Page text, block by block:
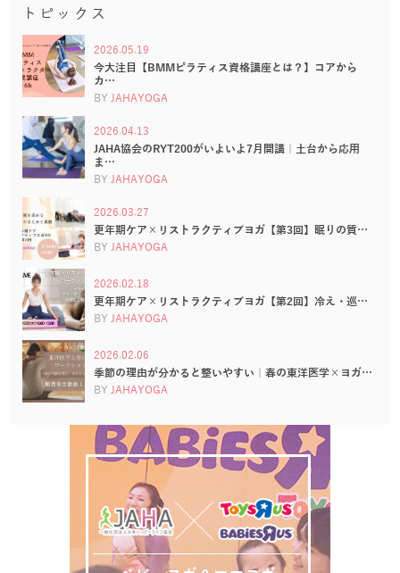
トピックス
2026.05.19
今大注目【BMMピラティス資格講座とは？】コアから
カ…
BY JAHAYOGA
2026.04.13
JAHA協会のRYT200がいよいよ7月開講｜土台から応用
ま…
BY JAHAYOGA
2026.03.27
更年期ケア×リストラクティブヨガ【第3回】眠りの質…
BY JAHAYOGA
2026.02.18
更年期ケア×リストラクティブヨガ【第2回】冷え・巡…
BY JAHAYOGA
2026.02.06
季節の理由が分かると整いやすい｜春の東洋医学×ヨガ…
BY JAHAYOGA